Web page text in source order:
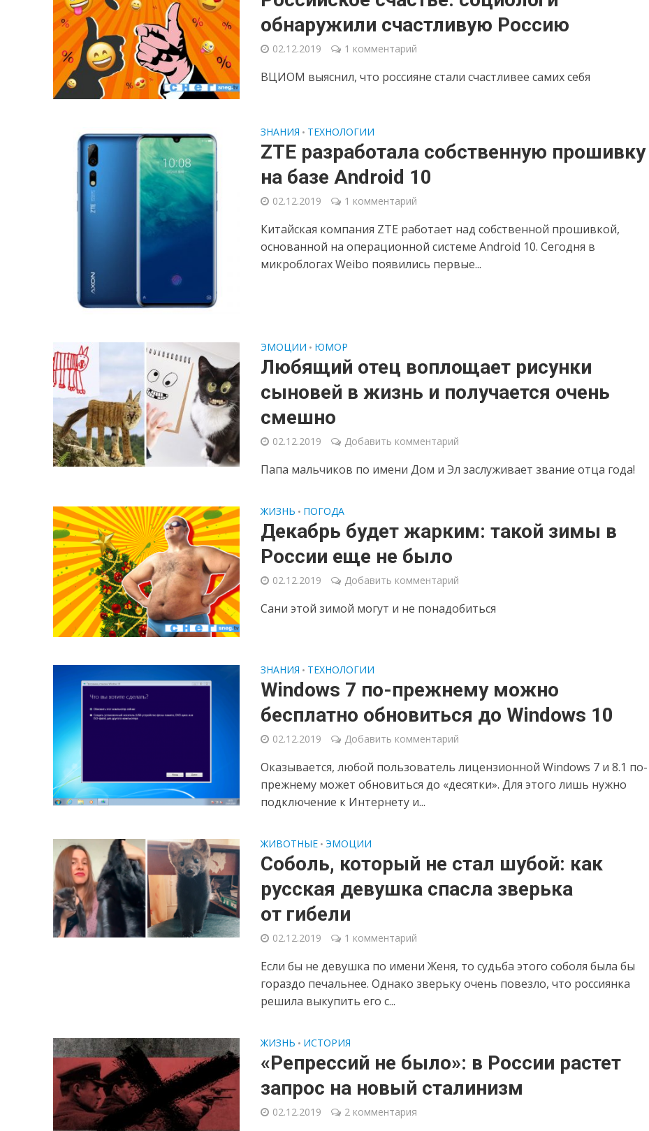
обнаружили счастливую Россию
02.12.2019 1 комментарий
ВЦИОМ выяснил, что россияне стали счастливее самих себя
ЗНАНИЯ • ТЕХНОЛОГИИ
ZTE разработала собственную прошивку
на базе Android 10
02.12.2019 1 комментарий
Китайская компания ZTE работает над собственной прошивкой,
основанной на операционной системе Android 10. Сегодня в
микроблогах Weibo появились первые...
ЭМОЦИИ • ЮМОР
Любящий отец воплощает рисунки
сыновей в жизнь и получается очень
смешно
02.12.2019 Добавить комментарий
Папа мальчиков по имени Дом и Эл заслуживает звание отца года!
ЖИЗНЬ • ПОГОДА
Декабрь будет жарким: такой зимы в
России еще не было
02.12.2019 Добавить комментарий
Сани этой зимой могут и не понадобиться
ЗНАНИЯ • ТЕХНОЛОГИИ
Windows 7 по-прежнему можно
бесплатно обновиться до Windows 10
02.12.2019 Добавить комментарий
Оказывается, любой пользователь лицензионной Windows 7 и 8.1 по-
прежнему может обновиться до «десятки». Для этого лишь нужно
подключение к Интернету и...
ЖИВОТНЫЕ • ЭМОЦИИ
Соболь, который не стал шубой: как
русская девушка спасла зверька
от гибели
02.12.2019 1 комментарий
Если бы не девушка по имени Женя, то судьба этого соболя была бы
гораздо печальнее. Однако зверьку очень повезло, что россиянка
решила выкупить его с...
ЖИЗНЬ • ИСТОРИЯ
«Репрессий не было»: в России растет
запрос на новый сталинизм
02.12.2019 2 комментария